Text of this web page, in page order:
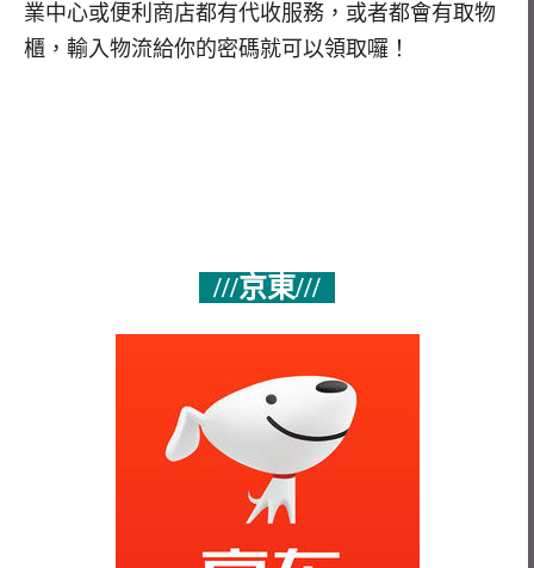
業中心或便利商店都有代收服務，或者都會有取物
櫃，輸入物流給你的密碼就可以領取囉！
///京東///